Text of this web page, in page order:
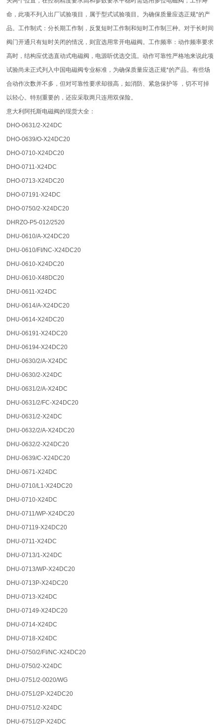
命，此项不列入出厂试验项目，属于型式试验项目。为确保质量应选正规*的产
品。工作制式：分长期工作制，反复短时工作制和短时工作制三种。对于长时间
阀门开通只有短时关闭的情况，则宜选用常开电磁阀。工作频率：动作频率要求
高时，结构应优选直动式电磁阀，电源听优选交流。动作可靠性严格地来说此项
试验尚未正式列入中国电磁阀专业标准，为确保质量应选正规*的产品。有些场
合动作次数并不多，但对可靠性要求却很高，如消防、紧急保护等 ，切不可掉
以轻心。特别重要的，还应采取两只连用双保险。
意大利阿托斯电磁阀的现货大全：
DHO-0631/2-X24DC
DHO-0639/O-X24DC20
DHO-0710-X24DC20
DHO-0711-X24DC
DHO-0713-X24DC20
DHO-07191-X24DC
DHO-0750/2-X24DC20
DHRZO-P5-012/2520
DHU-0610/A-X24DC20
DHU-0610/FI/NC-X24DC20
DHU-0610-X24DC20
DHU-0610-X48DC20
DHU-0611-X24DC
DHU-0614/A-X24DC20
DHU-0614-X24DC20
DHU-06191-X24DC20
DHU-06194-X24DC20
DHU-0630/2/A-X24DC
DHU-0630/2-X24DC
DHU-0631/2/A-X24DC
DHU-0631/2/FC-X24DC20
DHU-0631/2-X24DC
DHU-0632/2/A-X24DC20
DHU-0632/2-X24DC20
DHU-0639/C-X24DC20
DHU-0671-X24DC
DHU-0710/L1-X24DC20
DHU-0710-X24DC
DHU-0711/WP-X24DC20
DHU-07119-X24DC20
DHU-0711-X24DC
DHU-0713/1-X24DC
DHU-0713/WP-X24DC20
DHU-0713P-X24DC20
DHU-0713-X24DC
DHU-07149-X24DC20
DHU-0714-X24DC
DHU-0718-X24DC
DHU-0750/2/FI/NC-X24DC20
DHU-0750/2-X24DC
DHU-0751/2-0020/WG
DHU-0751/2P-X24DC20
DHU-0751/2-X24DC
DHU-6751/2P-X24DC